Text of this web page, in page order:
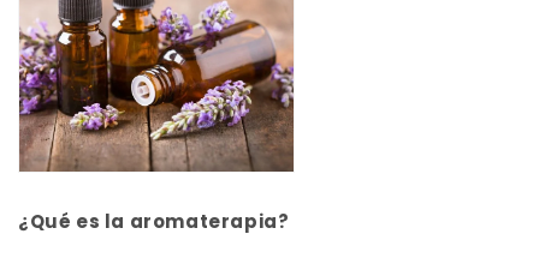
¿Qué es la aromaterapia?